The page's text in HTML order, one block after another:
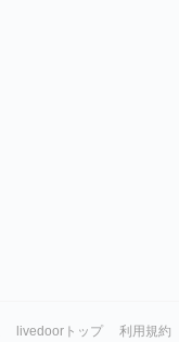
livedoorトップ 利用規約